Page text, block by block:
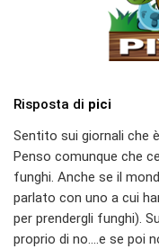
Risposta di pici
Sentito sui giornali che
Penso comunque che
funghi. Anche se il
parlato con uno a cui
per prendergli funghi).
proprio di no....e se poi